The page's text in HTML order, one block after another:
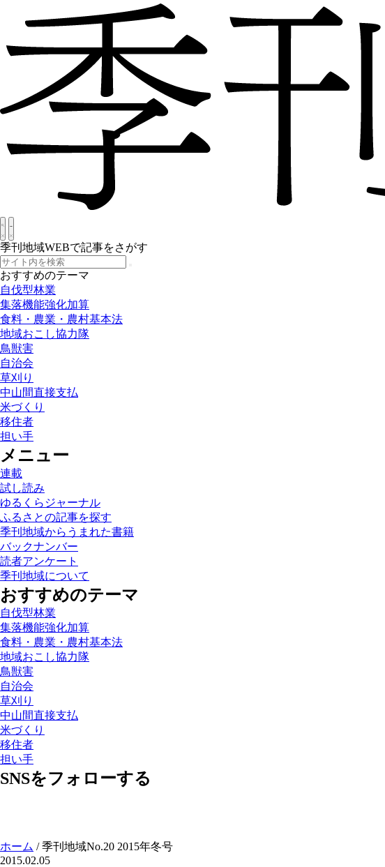
季刊地域WEBで記事をさがす
おすすめのテーマ
自伐型林業
集落機能強化加算
食料・農業・農村基本法
地域おこし協力隊
鳥獣害
自治会
草刈り
中山間直接支払
米づくり
移住者
担い手
メニュー
連載
試し読み
ゆるくらジャーナル
ふるさとの記事を探す
季刊地域からうまれた書籍
バックナンバー
読者アンケート
季刊地域について
おすすめのテーマ
自伐型林業
集落機能強化加算
食料・農業・農村基本法
地域おこし協力隊
鳥獣害
自治会
草刈り
中山間直接支払
米づくり
移住者
担い手
SNSをフォローする
ホーム /季刊地域No.20 2015年冬号
2015.02.05